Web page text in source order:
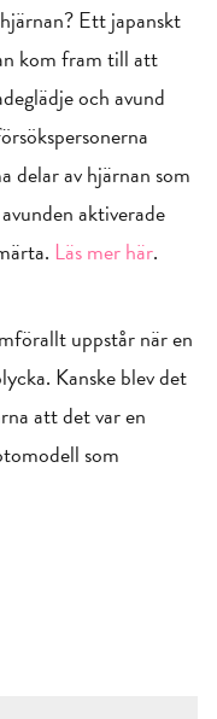
Ett japanskt
kom fram till att
och avund
delar av hjärnan som
aktiverade
Läs mer här.
uppstår när en
Kanske blev det
att det var en
som